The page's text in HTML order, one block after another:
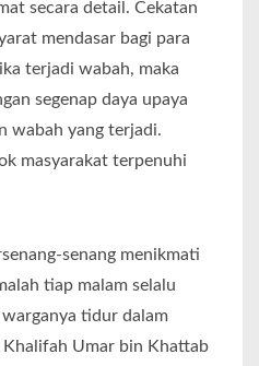
secara detail. Cekatan
mendasar bagi para
terjadi wabah, maka
segenap daya upaya
wabah yang terjadi.
masyarakat terpenuhi
senang menikmati
tiap malam selalu
tidur dalam
Khalifah Umar bin Khattab